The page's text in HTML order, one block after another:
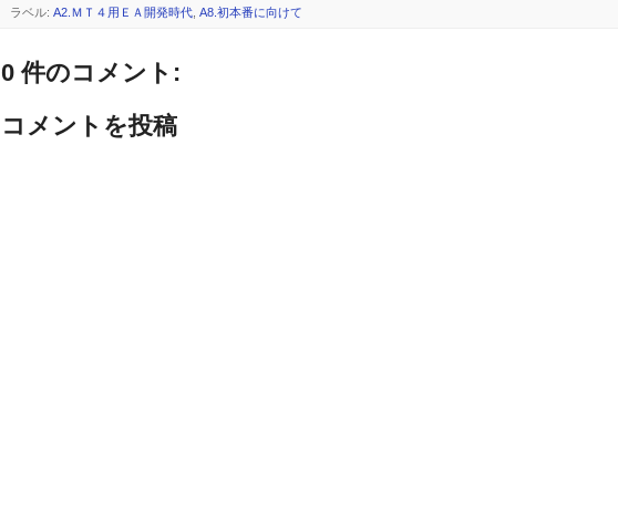
ラベル: A2.ＭＴ４用ＥＡ開発時代 A8.初本番に向けて
0 件のコメント:
コメントを投稿